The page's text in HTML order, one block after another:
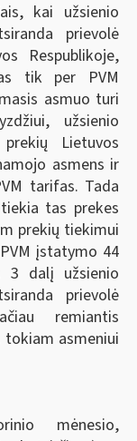
kai užsienio
prievolė
Respublikoje,
tik per PVM
asmuo turi
užsienio
Lietuvos
asmens ir
tarifas. Tada
tas prekes
prekių tiekimui
įstatymo 44
3 dalį užsienio
prievolė
remiantis
asmeniui
mėnesio,